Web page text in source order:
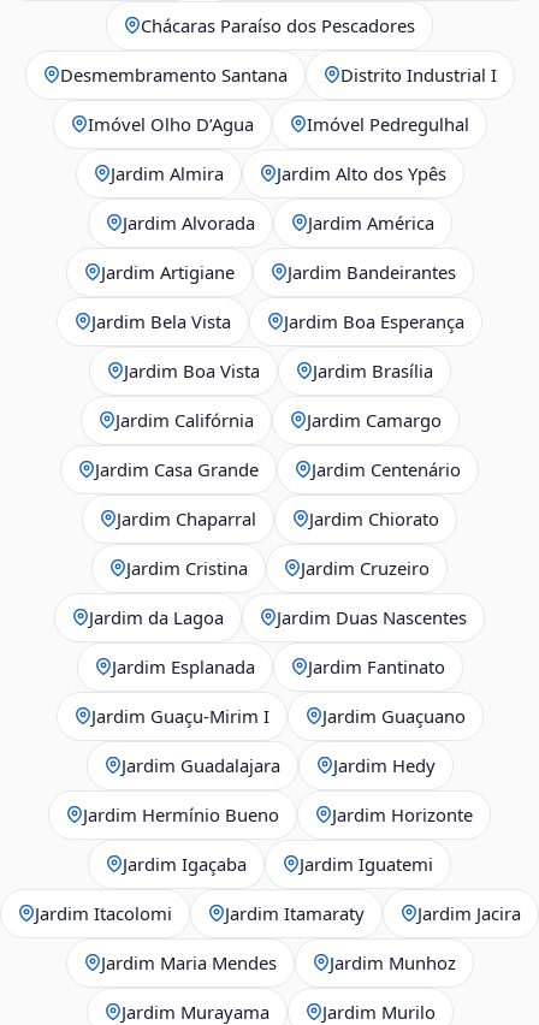
Chácaras Paraíso dos Pescadores
Desmembramento Santana Distrito Industrial I
Imóvel Olho D’Agua Imóvel Pedregulhal
Jardim Almira Jardim Alto dos Ypês
Jardim Alvorada Jardim América
Jardim Artigiane Jardim Bandeirantes
Jardim Bela Vista Jardim Boa Esperança
Jardim Boa Vista Jardim Brasília
Jardim Califórnia Jardim Camargo
Jardim Casa Grande Jardim Centenário
Jardim Chaparral Jardim Chiorato
Jardim Cristina Jardim Cruzeiro
Jardim da Lagoa Jardim Duas Nascentes
Jardim Esplanada Jardim Fantinato
Jardim Guaçu‑Mirim I Jardim Guaçuano
Jardim Guadalajara Jardim Hedy
Jardim Hermínio Bueno Jardim Horizonte
Jardim Igaçaba Jardim Iguatemi
Jardim Itacolomi Jardim Itamaraty Jardim Jacira
Jardim Maria Mendes Jardim Munhoz
Jardim Murayama Jardim Murilo